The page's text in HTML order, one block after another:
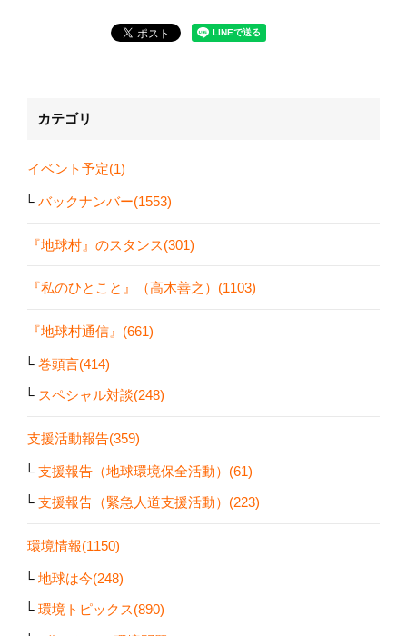
カテゴリ
イベント予定(1)
バックナンバー(1553)
『地球村』のスタンス(301)
『私のひとこと』（高木善之）(1103)
『地球村通信』(661)
巻頭言(414)
スペシャル対談(248)
支援活動報告(359)
支援報告（地球環境保全活動）(61)
支援報告（緊急人道支援活動）(223)
環境情報(1150)
地球は今(248)
環境トピックス(890)